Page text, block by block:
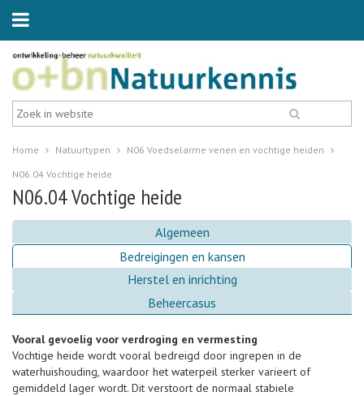
Home Natuurtypen
N06 Voedselarme venen en vochtige heiden
N06.04 Vochtige heide
N06.04 Vochtige heide
Algemeen
Bedreigingen en kansen
Herstel en inrichting
Beheercasus
Vooral gevoelig voor verdroging en vermesting
Vochtige heide wordt vooral bedreigd door ingrepen in de
waterhuishouding, waardoor het waterpeil sterker varieert of
gemiddeld lager wordt. Dit verstoort de normaal stabiele